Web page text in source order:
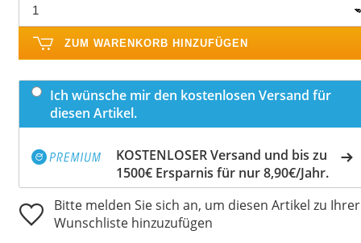
ZUM WARENKORB HINZUFÜGEN
Ich wünsche mir den kostenlosen Versand für
diesen Artikel.
KOSTENLOSER Versand und bis zu
1500€ Ersparnis für nur 8,90€/Jahr.
Bitte melden Sie sich an, um diesen Artikel zu Ihrer
Wunschliste hinzuzufügen